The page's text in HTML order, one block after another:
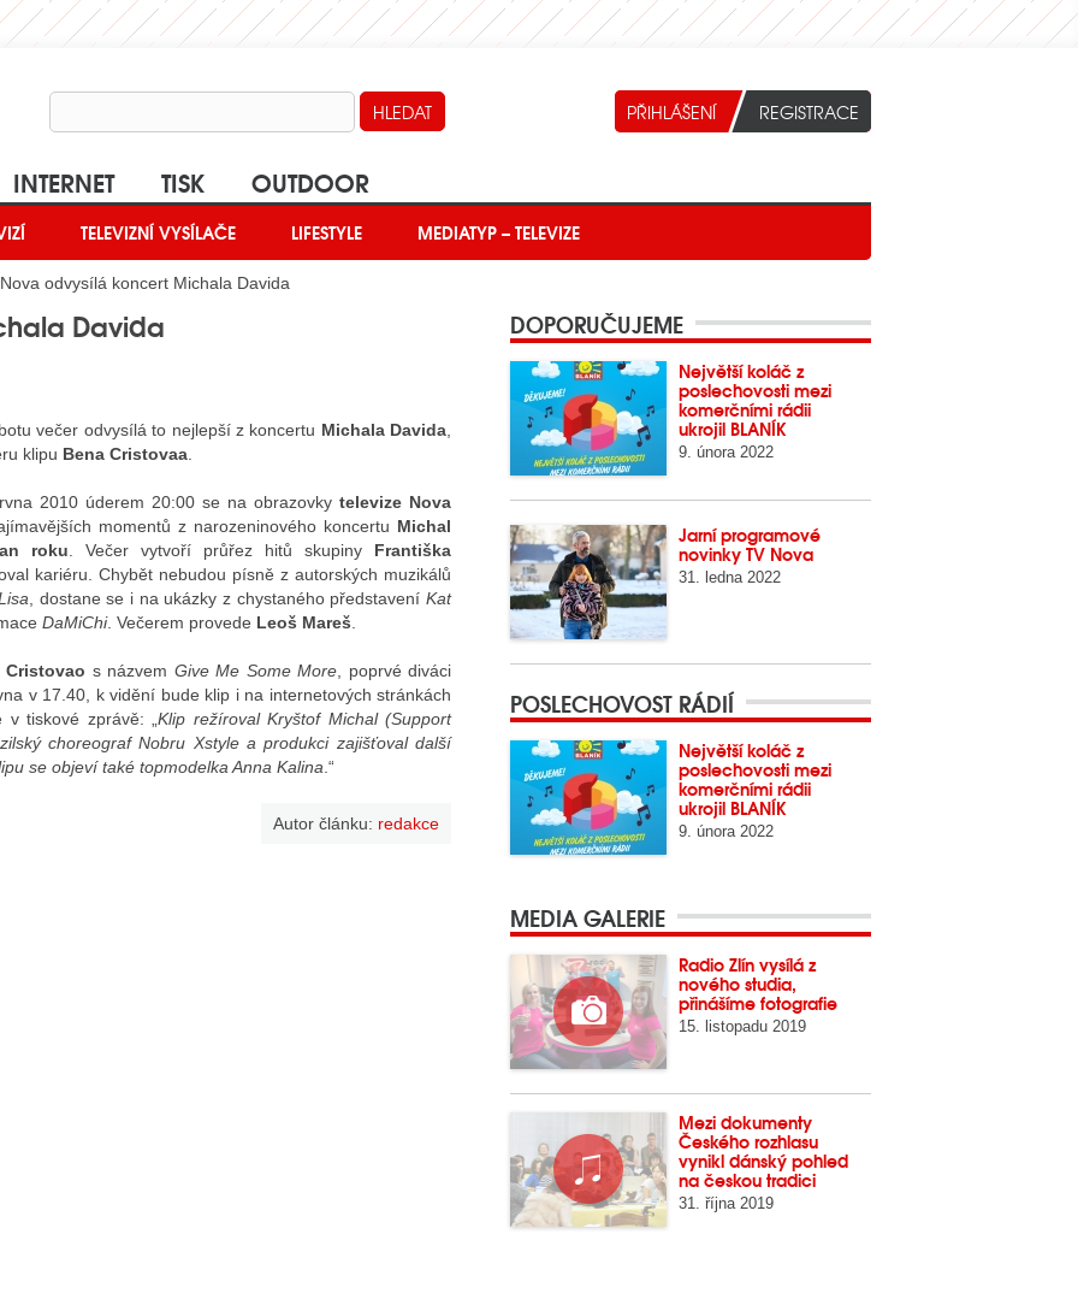
TELEVIZNÍ VYSÍLAČE LIFESTYLE MEDIATYP – TELEVIZE
INTERNET TISK OUTDOOR
odvysílá koncert Michala Davida
Davida
večer odvysílá to nejlepší z koncertu Michala Davida
klipu Bena Cristovaa
2010 úderem 20:00 se na obrazovkytelevize Nova
momentů z narozeninového koncertu Michal
roku . Večer vytvoří průřez hitů skupiny Františka
kariéru. Chybět nebudou písně z autorských muzikálů
, dostane se i na ukázky z chystaného představeníKat
DaMiChi. Večerem provede Leoš Mareš
Cristovao s názvem Give Me Some More , poprvé diváci
v 17.40, k vidění bude klip i na internetových stránkách
v tiskové zprávě: „Klip režíroval Kryštof Michal (Support
choreograf Nobru Xstyle a produkci zajišťoval další
se objeví také topmodelka Anna Kalina .“
Autor článku: redakce
DOPORUČUJEME
Největší koláč z
poslechovosti mezi
komerčními rádii
ukrojil BLANÍK
9. února 2022
Jarní programové
novinky TV Nova
31. ledna 2022
POSLECHOVOST RÁDIÍ
Největší koláč z
poslechovosti mezi
komerčními rádii
ukrojil BLANÍK
9. února 2022
MEDIA GALERIE
Radio Zlín vysílá z
nového studia,
přinášíme fotografie
15. listopadu 2019
Mezi dokumenty
Českého rozhlasu
vynikl dánský pohled
na českou tradici
31. října 2019